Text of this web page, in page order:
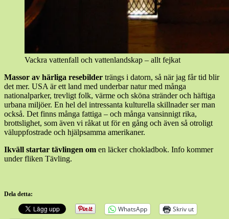
Vackra vattenfall och vattenlandskap – allt fejkat
Massor av härliga resebilder trängs i datorn, så när jag får tid blir
det mer. USA är ett land med underbar natur med många
nationalparker, trevligt folk, värme och sköna stränder och häftiga
urbana miljöer. En hel del intressanta kulturella skillnader ser man
också. Det finns många fattiga – och många vansinnigt rika,
brottslighet, som även vi råkat ut för en gång och även så otroligt
väluppfostrade och hjälpsamma amerikaner.
Ikväll startar tävlingen om en läcker chokladbok. Info kommer
under fliken Tävling.
Dela detta:
WhatsApp
Skriv ut